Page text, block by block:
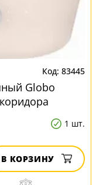
83445
Globo
1 шт.
В КОРЗИНУ